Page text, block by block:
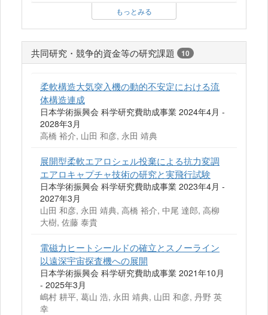
もっとみる
共同研究・競争的資金等の研究課題 10
柔軟構造大気突入機の動的不安定における流
体構造連成
日本学術振興会 科学研究費助成事業 2024年4月 -
2028年3月
高橋 裕介, 山田 和彦, 永田 靖典
展開型柔軟エアロシェル投棄による抗力変調
エアロキャプチャ技術の研究と実飛行試験
日本学術振興会 科学研究費助成事業 2023年4月 -
2027年3月
山田 和彦, 永田 靖典, 高橋 裕介, 中尾 達郎, 高柳
大樹, 佐藤 泰貴
電磁力ヒートシールドの確立とスノーライン
以遠深宇宙探査機への展開
日本学術振興会 科学研究費助成事業 2021年10月
- 2025年3月
嶋村 耕平, 葛山 浩, 永田 靖典, 山田 和彦, 丹野 英
幸